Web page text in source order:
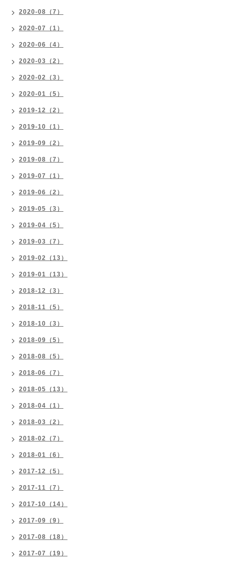
2020-08（7）
2020-07（1）
2020-06（4）
2020-03（2）
2020-02（3）
2020-01（5）
2019-12（2）
2019-10（1）
2019-09（2）
2019-08（7）
2019-07（1）
2019-06（2）
2019-05（3）
2019-04（5）
2019-03（7）
2019-02（13）
2019-01（13）
2018-12（3）
2018-11（5）
2018-10（3）
2018-09（5）
2018-08（5）
2018-06（7）
2018-05（13）
2018-04（1）
2018-03（2）
2018-02（7）
2018-01（6）
2017-12（5）
2017-11（7）
2017-10（14）
2017-09（9）
2017-08（18）
2017-07（19）